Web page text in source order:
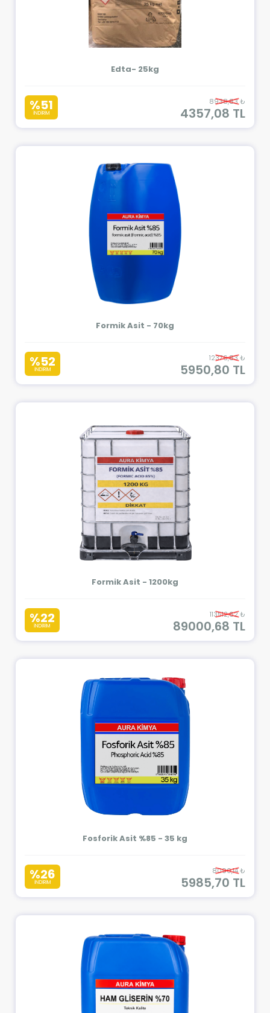
Edta- 25kg
%51
İNDİRİM
8938,83 ₺
4357,08 TL
Formik Asit - 70kg
%52
İNDİRİM
12376,83 ₺
5950,80 TL
Formik Asit - 1200kg
%22
İNDİRİM
113512,62 ₺
89000,68 TL
Fosforik Asit %85 - 35 kg
%26
İNDİRİM
8090,14 ₺
5985,70 TL